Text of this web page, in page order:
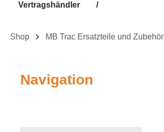
Vertragshändler /
Shop MB Trac Ersatzteile und Zubehör
Navigation